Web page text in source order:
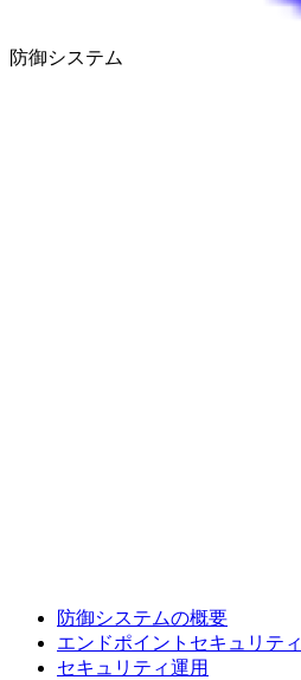
防御システム
防御システムの概要
エンドポイントセキュリティ
セキュリティ運用